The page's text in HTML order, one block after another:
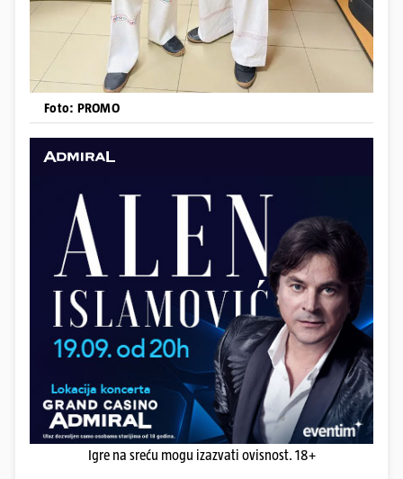
Foto: PROMO
Igre na sreću mogu izazvati ovisnost. 18+